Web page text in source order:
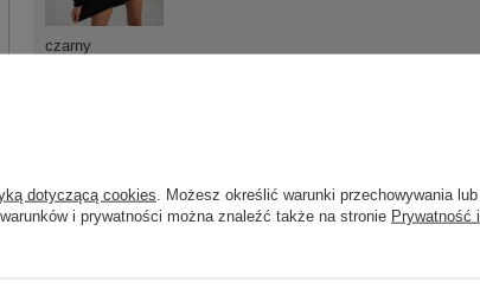
czarny
One size 2016103307982
dotyczącą cookies . Możesz określić warunki przechowywania lub
i prywatności można znaleźć także na stronie Prywatność i